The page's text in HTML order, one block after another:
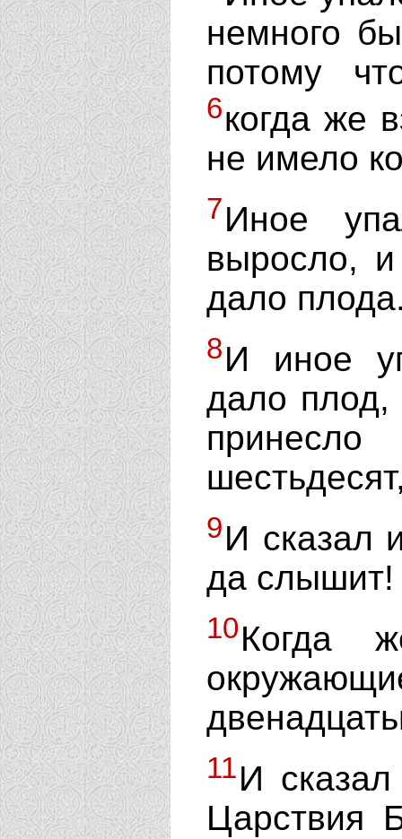
немного
потому
6когда же
не имело
7Иное
выросло,
дало
8И иное
дало
9И сказал
да слышит!
10Когда
11И
Царствия